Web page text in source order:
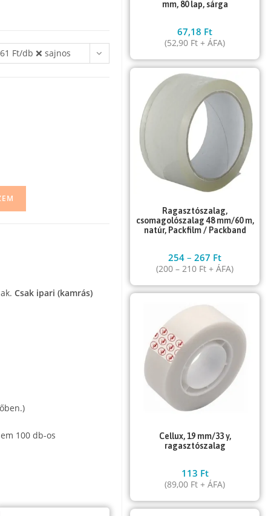
Ft/db ❌ sajnos
Csak ipari (kamrás)
100 db-os
mm, 80 lap, sárga
67,18 Ft
(52,90 Ft + ÁFA)
Ragasztószalag,
csomagolószalag 48 mm/60 m,
natúr, Packfilm / Packband
254–267 Ft
(200– 210 Ft + ÁFA)
Cellux, 19 mm/33 y,
ragasztószalag
113 Ft
(89,00 Ft + ÁFA)